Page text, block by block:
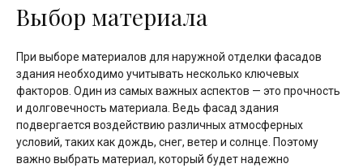
Выбор материала
При выборе материалов для наружной отделки фасадов
здания необходимо учитывать несколько ключевых
факторов. Один из самых важных аспектов — это прочность
и долговечность материала. Ведь фасад здания
подвергается воздействию различных атмосферных
условий, таких как дождь, снег, ветер и солнце. Поэтому
важно выбрать материал, который будет надежно